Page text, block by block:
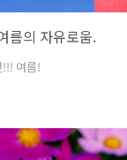
름의 자유로움.
!!! 여름!